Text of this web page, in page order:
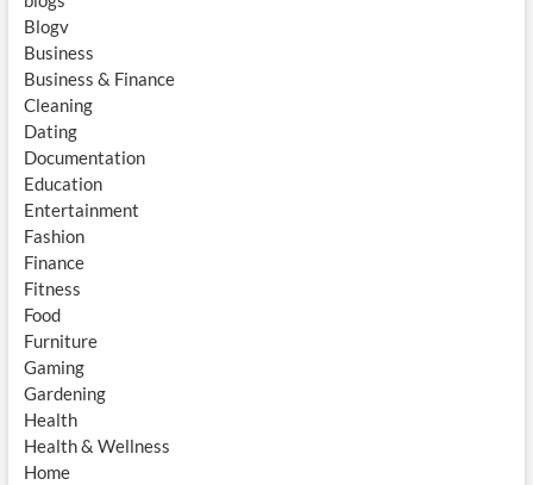
Blogv
Business
Business & Finance
Cleaning
Dating
Documentation
Education
Entertainment
Fashion
Finance
Fitness
Food
Furniture
Gaming
Gardening
Health
Health & Wellness
Home